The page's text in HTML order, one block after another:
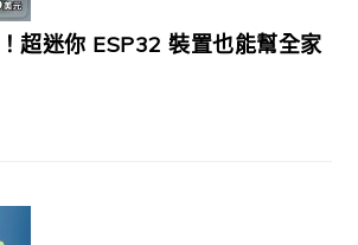
超迷你 ESP32 裝置也能幫全家